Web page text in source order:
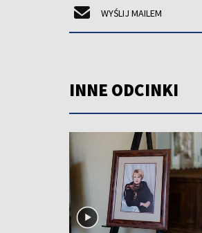
WYŚLIJ MAILEM
INNE ODCINKI